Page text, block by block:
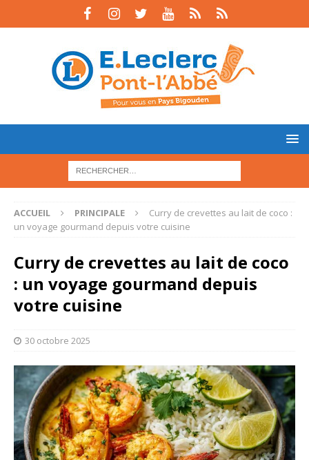
ACCUEIL PRINCIPALE
Curry de crevettes au lait de coco :
un voyage gourmand depuis votre cuisine
Curry de crevettes au lait de coco
: un voyage gourmand depuis
votre cuisine
30 octobre 2025